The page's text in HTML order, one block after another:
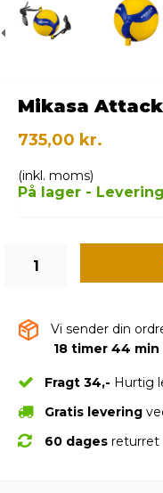
Mikasa
735,00 kr.
(inkl. moms)
På lager -
Vi sender din
18 timer 44 min
Fragt 34,- Hurtig
Gratis levering
60 dages returret